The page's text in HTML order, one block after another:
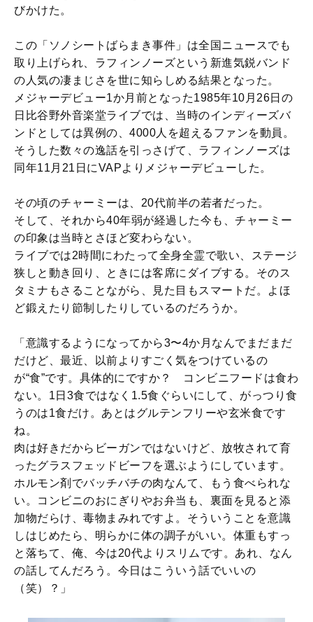
びかけた。
この「ソノシートばらまき事件」は全国ニュースでも
取り上げられ、ラフィンノーズという新進気鋭バンド
の人気の凄まじさを世に知らしめる結果となった。
メジャーデビュー1か月前となった1985年10月26日の
日比谷野外音楽堂ライブでは、当時のインディーズバ
ンドとしては異例の、4000人を超えるファンを動員。
そうした数々の逸話を引っさげて、ラフィンノーズは
同年11月21日にVAPよりメジャーデビューした。
その頃のチャーミーは、20代前半の若者だった。
そして、それから40年弱が経過した今も、チャーミー
の印象は当時とさほど変わらない。
ライブでは2時間にわたって全身全霊で歌い、ステージ
狭しと動き回り、ときには客席にダイブする。そのス
タミナもさることながら、見た目もスマートだ。よほ
ど鍛えたり節制したりしているのだろうか。
「意識するようになってから3〜4か月なんでまだまだ
だけど、最近、以前よりすごく気をつけているの
が“食”です。具体的にですか？ コンビニフードは食わ
ない。1日3食ではなく1.5食ぐらいにして、がっつり食
うのは1食だけ。あとはグルテンフリーや玄米食です
ね。
肉は好きだからビーガンではないけど、放牧されて育
ったグラスフェッドビーフを選ぶようにしています。
ホルモン剤でバッチバチの肉なんて、もう食べられな
い。コンビニのおにぎりやお弁当も、裏面を見ると添
加物だらけ、毒物まみれですよ。そういうことを意識
しはじめたら、明らかに体の調子がいい。体重もすっ
と落ちて、俺、今は20代よりスリムです。あれ、なん
の話してんだろう。今日はこういう話でいいの
（笑）？」